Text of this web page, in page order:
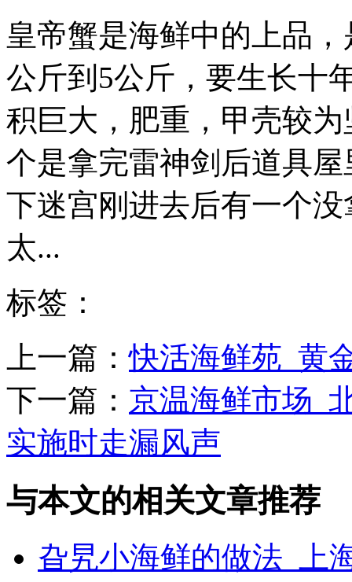
皇帝蟹是海鲜中的上品
公斤到5公斤，要生长十
积巨大，肥重，甲壳较
个是拿完雷神剑后道具
下迷宫刚进去后有一个
太...
标签：
上一篇：快活海鲜苑_黄
下一篇： 京温海鲜市场_
实施时走漏风声
与本文的相关文章推荐
旮旯小海鲜的做法_上